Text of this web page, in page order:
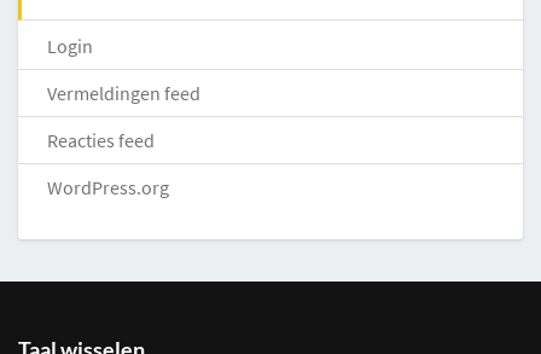
Login
Vermeldingen feed
Reacties feed
WordPress.org